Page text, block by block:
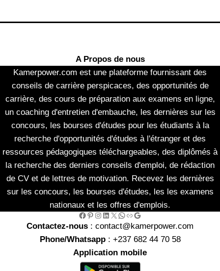
A Propos de nous
Kamerpower.com est une plateforme fournissant des
conseils de carrière perspicaces, des opportunités de
carrière, des cours de préparation aux examens en ligne,
un coaching d'entretien d'embauche, les dernières sur les
concours, les bourses d'études pour les étudiants à la
recherche d'opportunités d'études à l'étranger et des
ressources pédagogiques téléchargeables, des diplômés à
la recherche des derniers conseils d'emploi, de rédaction
de CV et de lettres de motivation. Recevez les dernières
sur les concours, les bourses d'études, les les examens
nationaux et les offres d'emplois.
Facebook Pinterest Instagram LinkedIn X WhatsApp Link Google
Contactez-nous : contact@kamerpower.com
Phone/Whatsapp: +237 682 44 70 58
Application mobile